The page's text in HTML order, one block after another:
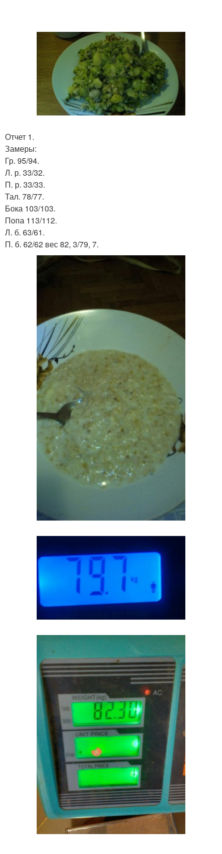
Отчет 1.
Замеры:
Гр. 95/94.
Л. р. 33/32.
П. р. 33/33.
Тал. 78/77.
Бока 103/103.
Попа 113/112.
Л. б. 63/61.
П. б. 62/62 вес 82, 3/79, 7.